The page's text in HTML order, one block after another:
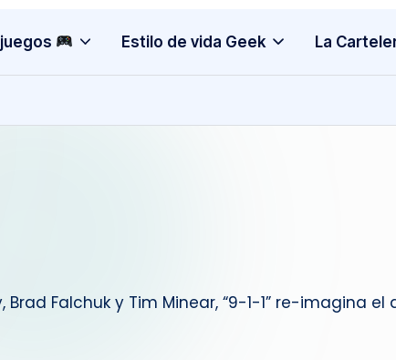
g
u
a
u
Estilo de vida Geek La
Falchuk y Tim Minear, “9-1-1” re-imagina el